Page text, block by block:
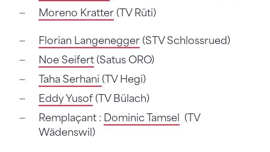
Moreno Kratter(TV Rüti)
Florian Langenegger(STV Schlossrued)
Noe Seifert(Satus ORO)
Taha Serhani (TV Hegi)
Eddy Yusof(TV Bülach)
Remplaçant : Dominic Tamsel
(TV
Wädenswil)